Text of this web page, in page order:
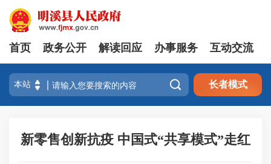
首页 政务公开 解读回应 办事服务 互动交流
 长者模式
新零售创新抗疫 中国式“共享模式”走红